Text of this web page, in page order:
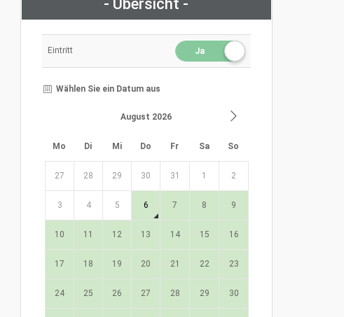
- Übersicht -
Eintritt Ja
Wählen Sie ein Datum aus
August 2026
Mo Di Mi Do Fr Sa So
27 28 29 30 31 1 2
3 4 5 6 7 8 9
10 11 12 13 14 15 16
17 18 19 20 21 22 23
24 25 26 27 28 29 30